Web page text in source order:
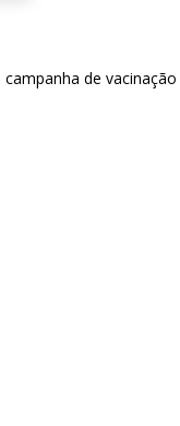
de vacinação